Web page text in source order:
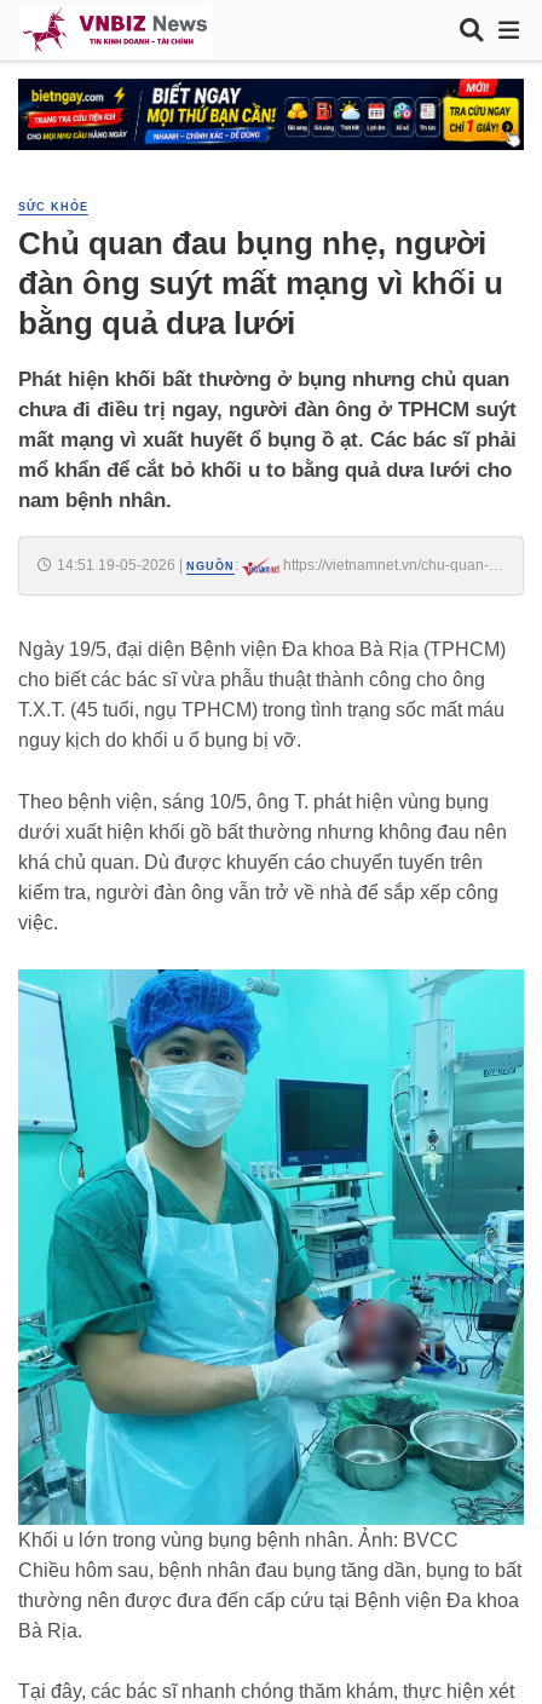
SỨC KHỎE
Chủ quan đau bụng nhẹ, người
đàn ông suýt mất mạng vì khối u
bằng quả dưa lưới
Phát hiện khối bất thường ở bụng nhưng chủ quan
chưa đi điều trị ngay, người đàn ông ở TPHCM suýt
mất mạng vì xuất huyết ổ bụng ồ ạt. Các bác sĩ phải
mổ khẩn để cắt bỏ khối u to bằng quả dưa lưới cho
nam bệnh nhân.
14:51 19-05-2026 NGUỒN :
https://vietnamnet.vn/chu-quan-
Ngày 19/5, đại diện Bệnh viện Đa khoa Bà Rịa (TPHCM)
cho biết các bác sĩ vừa phẫu thuật thành công cho ông
T.X.T. (45 tuổi, ngụ TPHCM) trong tình trạng sốc mất máu
nguy kịch do khối u ổ bụng bị vỡ.
Theo bệnh viện, sáng 10/5, ông T. phát hiện vùng bụng
dưới xuất hiện khối gồ bất thường nhưng không đau nên
khá chủ quan. Dù được khuyến cáo chuyển tuyến trên
kiểm tra, người đàn ông vẫn trở về nhà để sắp xếp công
việc.
Khối u lớn trong vùng bụng bệnh nhân. Ảnh: BVCC
Chiều hôm sau, bệnh nhân đau bụng tăng dần, bụng to bất
thường nên được đưa đến cấp cứu tại Bệnh viện Đa khoa
Bà Rịa.
Tại đây, các bác sĩ nhanh chóng thăm khám, thực hiện xét